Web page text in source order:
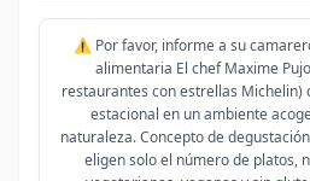
⚠️ Por favor, informe a su
alimentaria El chef Maxime
restaurantes con estrellas Michelin)
estacional en un ambiente
naturaleza. Concepto de
eligen solo el número de platos,